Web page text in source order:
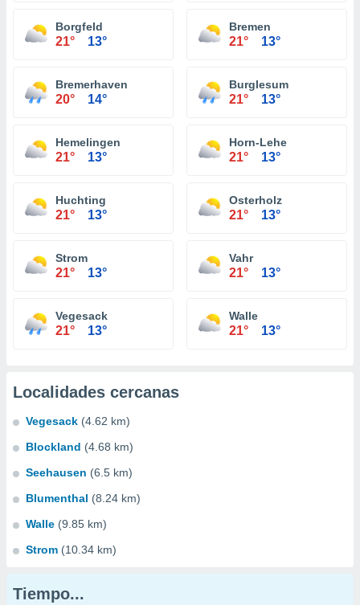
Borgfeld
21° 13°
Bremen
21° 13°
Bremerhaven
20° 14°
Burglesum
21° 13°
Hemelingen
21° 13°
Horn-Lehe
21° 13°
Huchting
21° 13°
Osterholz
21° 13°
Strom
21° 13°
Vahr
21° 13°
Vegesack
21° 13°
Walle
21° 13°
Localidades cercanas
Vegesack (4.62 km)
Blockland (4.68 km)
Seehausen (6.5 km)
Blumenthal (8.24 km)
Walle (9.85 km)
Strom (10.34 km)
Tiempo...